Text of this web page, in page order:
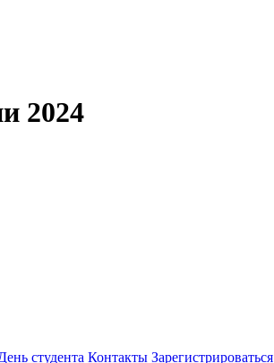
2024
студента Контакты Зарегистрироваться